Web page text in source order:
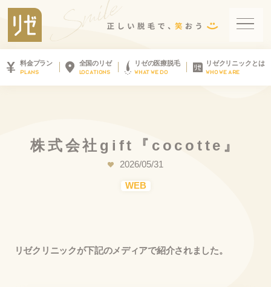
料金プラン
PLANS
全国のリゼ
LOCATIONS
リゼの医療脱毛
WHAT WE DO
リゼクリニックとは
WHO WE ARE
株式会社 g i ft 『 c o c o tte 』
2026/05/31
WEB
リゼクリニックが下記のメディアで紹介されました。